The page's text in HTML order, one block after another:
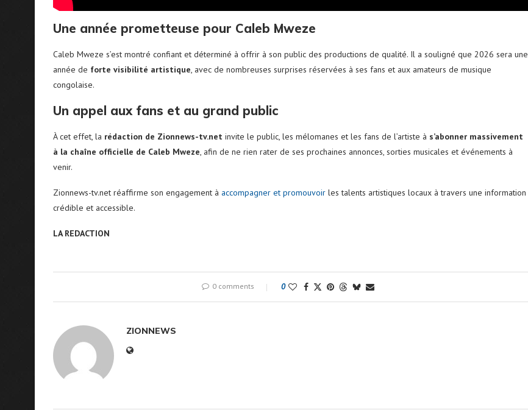
Une année prometteuse pour Caleb Mweze
Caleb Mweze s’est montré confiant et déterminé à offrir à son public des productions de qualité. Il a souligné que 2026 sera une
année de forte visibilité artistique, avec de nombreuses surprises réservées à ses fans et aux amateurs de musique
congolaise.
Un appel aux fans et au grand public
À cet effet, la rédaction de Zionnews-tv.net invite le public, les mélomanes et les fans de l’artiste à s’abonner massivement
à la chaîne officielle de Caleb Mweze, afin de ne rien rater de ses prochaines annonces, sorties musicales et événements à
venir.
Zionnews-tv.net réaffirme son engagement à accompagner et promouvoir les talents artistiques locaux à travers une information
crédible et accessible.
LA REDACTION
0 comments 0
ZIONNEWS